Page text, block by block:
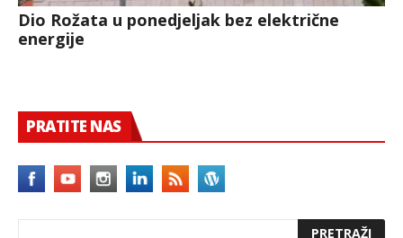
Dio Rožata u ponedjeljak bez električne
energije
PRATITE NAS